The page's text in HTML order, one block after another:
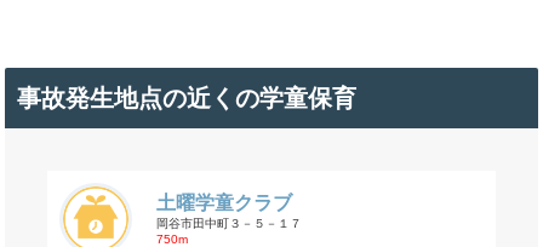
事故発生地点の近くの学童保育
土曜学童クラブ
岡谷市田中町３－５－１７
750m